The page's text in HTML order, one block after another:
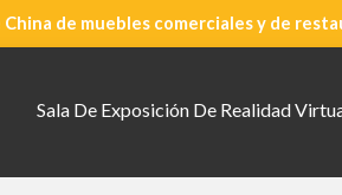
de muebles comerciales y de
Sala De Exposición De Realidad